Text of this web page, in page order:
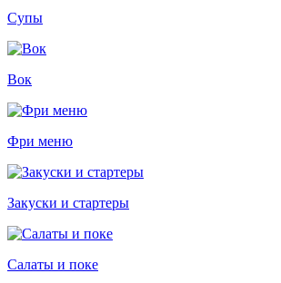
Супы
Вок
Фри меню
Закуски и стартеры
Салаты и поке